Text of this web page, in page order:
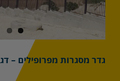
גדר מסגרות מפרופילים –